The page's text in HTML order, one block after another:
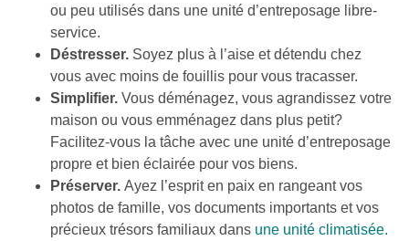
ou peu utilisés dans une unité d’entreposage libre-
service.
Déstresser. Soyez plus à l’aise et détendu chez
vous avec moins de fouillis pour vous tracasser.
Simplifier. Vous déménagez, vous agrandissez votre
maison ou vous emménagez dans plus petit?
Facilitez-vous la tâche avec une unité d’entreposage
propre et bien éclairée pour vos biens.
Préserver. Ayez l’esprit en paix en rangeant vos
photos de famille, vos documents importants et vos
précieux trésors familiaux dans une unité climatisée.